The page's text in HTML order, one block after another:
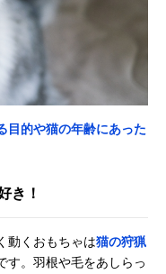
目的や猫の年齢にあった
き！
動くおもちゃは猫の狩猟
す。羽根や毛をあしらっ